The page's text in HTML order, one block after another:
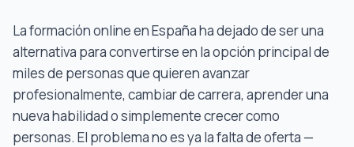
La formación online en España ha dejado de ser una
alternativa para convertirse en la opción principal de
miles de personas que quieren avanzar
profesionalmente, cambiar de carrera, aprender una
nueva habilidad o simplemente crecer como
personas. El problema no es ya la falta de oferta —